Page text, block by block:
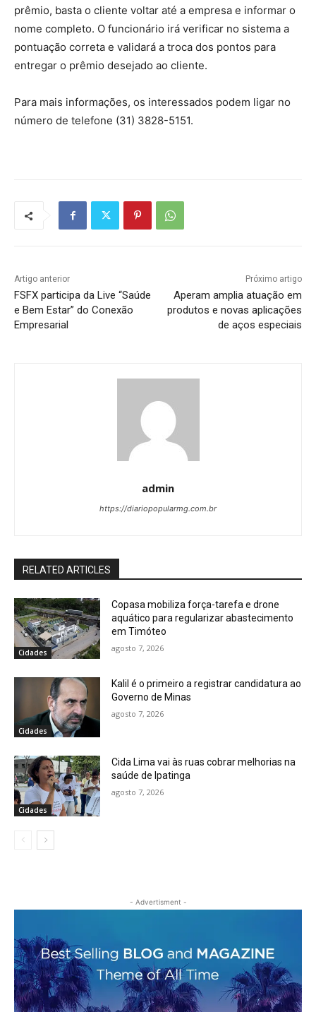
prêmio, basta o cliente voltar até a empresa e informar o
nome completo. O funcionário irá verificar no sistema a
pontuação correta e validará a troca dos pontos para
entregar o prêmio desejado ao cliente.
Para mais informações, os interessados podem ligar no
número de telefone (31) 3828-5151.
Artigo anterior
FSFX participa da Live “Saúde
e Bem Estar” do Conexão
Empresarial
Próximo artigo
Aperam amplia atuação em
produtos e novas aplicações
de aços especiais
admin
https://diariopopularmg.com.br
RELATED ARTICLES
Cidades
Copasa mobiliza força-tarefa e drone
aquático para regularizar abastecimento
em Timóteo
agosto 7, 2026
Cidades
Kalil é o primeiro a registrar candidatura ao
Governo de Minas
agosto 7, 2026
Cidades
Cida Lima vai às ruas cobrar melhorias na
saúde de Ipatinga
agosto 7, 2026
- Advertisment -